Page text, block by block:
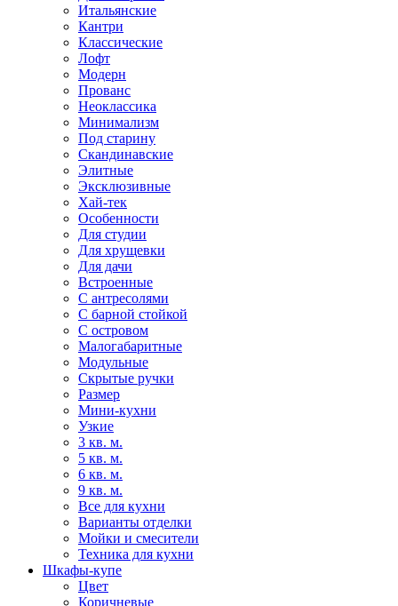
Итальянские
Кантри
Классические
Лофт
Модерн
Прованс
Неоклассика
Минимализм
Под старину
Скандинавские
Элитные
Эксклюзивные
Хай-тек
Особенности
Для студии
Для хрущевки
Для дачи
Встроенные
С антресолями
С барной стойкой
С островом
Малогабаритные
Модульные
Скрытые ручки
Размер
Мини-кухни
Узкие
3 кв. м.
5 кв. м.
6 кв. м.
9 кв. м.
Все для кухни
Варианты отделки
Мойки и смесители
Техника для кухни
Шкафы-купе
Цвет
Коричневые